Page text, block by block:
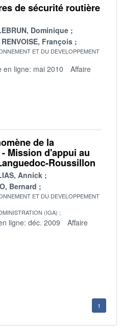
de sécurité routière
Dominique
RENVOISE, François
ET DU DEVELOPPEMENT
en ligne: mai 2010
Affaire
de la
Mission d'appui au
Roussillon
Annick
Bernard
ET DU DEVELOPPEMENT
(IGA)
ligne: déc. 2009
Affaire
1